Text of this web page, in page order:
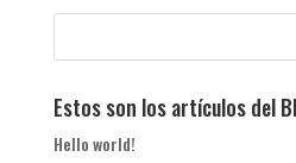
era:
es:
Estos son los artículos del
Hello world!